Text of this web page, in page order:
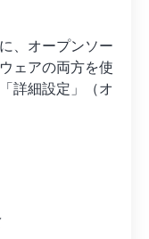
、オープンソー
ェアの両方を使
詳細設定」（オ